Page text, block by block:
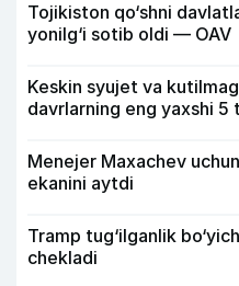
Tojikiston qo‘shni
yonilg‘i sotib oldi — OAV
Keskin syujet va
davrlarning eng yaxshi 5
Menejer Maxachev
ekanini aytdi
Tramp tug‘ilganlik
chekladi